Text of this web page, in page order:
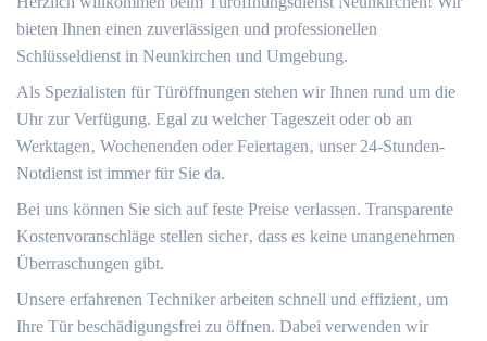
bieten Ihnen einen zuverlässigen und professionellen
Schlüsseldienst in Neunkirchen und Umgebung.​
Als Spezialisten für Türöffnungen stehen wir Ihnen rund um die
Uhr zur Verfügung.​ Egal zu welcher Tageszeit oder ob an
Werktagen‚ Wochenenden oder Feiertagen‚ unser 24-Stunden-
Notdienst ist immer für Sie da.​
Bei uns können Sie sich auf feste Preise verlassen.​ Transparente
Kostenvoranschläge stellen sicher‚ dass es keine unangenehmen
Überraschungen gibt.​
Unsere erfahrenen Techniker arbeiten schnell und effizient‚ um
Ihre Tür beschädigungsfrei zu öffnen.​ Dabei verwenden wir